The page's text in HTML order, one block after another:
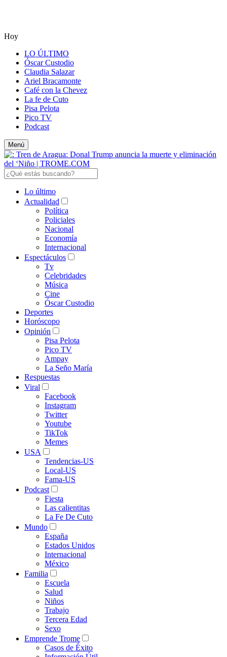
Hoy
LO ÚLTIMO
Óscar Custodio
Claudia Salazar
Ariel Bracamonte
Café con la Chevez
La fe de Cuto
Pisa Pelota
Pico TV
Podcast
Menú
Lo último
Actualidad
Política
Policiales
Nacional
Economía
Internacional
Espectáculos
Tv
Celebridades
Música
Cine
Óscar Custodio
Deportes
Horóscopo
Opinión
Pisa Pelota
Pico TV
Ampay
La Seño María
Respuestas
Viral
Facebook
Instagram
Twitter
Youtube
TikTok
Memes
USA
Tendencias-US
Local-US
Fama-US
Podcast
Fiesta
Las calientitas
La Fe De Cuto
Mundo
España
Estados Unidos
Internacional
México
Familia
Escuela
Salud
Niños
Trabajo
Tercera Edad
Sexo
Emprende Trome
Casos de Éxito